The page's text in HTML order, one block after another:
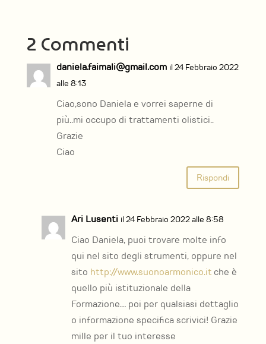
2 Commenti
daniela.faimali@gmail.com il 24 Febbraio 2022
alle 8:13
Ciao,sono Daniela e vorrei saperne di
più..mi occupo di trattamenti olistici..
Grazie
Ciao
Rispondi
Ari Lusenti il 24 Febbraio 2022 alle 8:58
Ciao Daniela, puoi trovare molte info
qui nel sito degli strumenti, oppure nel
sito http://www.suonoarmonico.itche è
quello più istituzionale della
Formazione… poi per qualsiasi dettaglio
o informazione specifica scrivici! Grazie
mille per il tuo interesse